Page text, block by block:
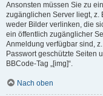
Ansonsten müssen Sie zu
zugänglichen Server liegt, z.
weder Bilder verlinken, die
ein öffentlich zugänglicher
Anmeldung verfügbar sind,
Passwort geschützte Seiten
BBCode-Tag „[img]“.
Nach oben